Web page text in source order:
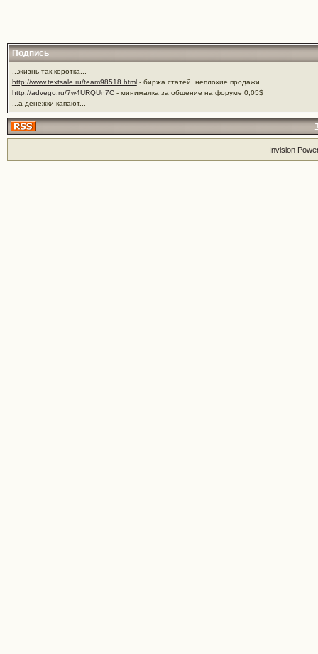
Подпись
...жизнь так коротка...
http://www.textsale.ru/team98518.html- биржа статей, неплохие продажи
http://advego.ru/7w4URQUn7C- минималка за общение на форуме 0,05$
...а денежки капают...
Invision